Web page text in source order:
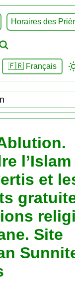
Horaires des
🇫🇷 Français
et
Site